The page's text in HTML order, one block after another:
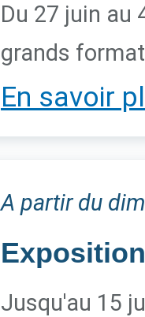
Du 27 juin au
grands
En savoir
A partir du
Jusqu'au 15